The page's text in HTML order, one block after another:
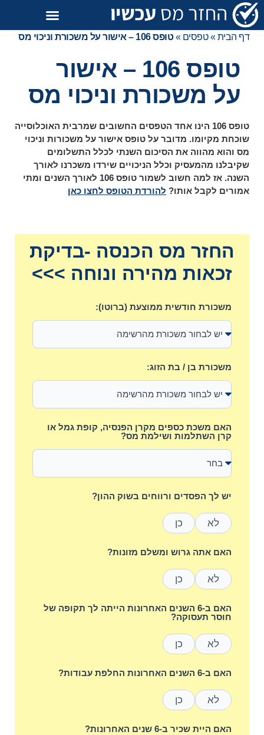
דף הבית»טפסים »טופס 106 – אישור על משכורת וניכוי מס
טופס 106 – אישור
על משכורת וניכוי מס
טופס 106 הינו אחד הטפסים החשובים שמרבית האוכלוסייה
שוכחת מקיומו. מדובר על טופס אישור על משכורות וניכוי
מס והוא מהווה את הסיכום השנתי לכלל התשלומים
שקיבלנו מהמעסיק וכלל הניכויים שירדו משכרנו לאורך
השנה. אז למה חשוב לשמור טופס 106 לאורך השנים ומתי
אמורים לקבל אותו? להורדת הטופס לחצו כאן
החזר מס הכנסה -בדיקת
זכאות מהירה ונוחה >>>
משכורת חודשית ממוצעת (ברוטו):
משכורת בן / בת הזוג:
האם משכת כספים מקרן הפנסיה, קופת גמל או
קרן השתלמות ושילמת מס?
יש לך הפסדים ורווחים בשוק ההון?
לא כן
האם אתה גרוש ומשלם מזונות?
לא כן
האם ב-6 השנים האחרונות הייתה לך תקופה של
חוסר תעסוקה?
לא כן
האם ב-6 השנים האחרונות החלפת עבודות?
לא כן
האם היית שכיר ב-6 שנים האחרונות?